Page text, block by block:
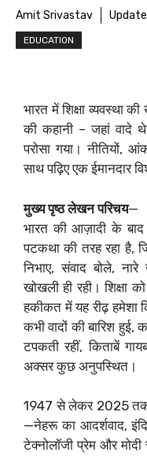
Amit Srivastav
EDUCATION
भारत में शिक्षा व्यवस्था
की कहानी – जहां वादे
परोसा गया। नीतियों,
साथ पढ़िए एक ईमानदार
मुख्य पृष्ठ लेखन परिचय—
भारत की आज़ादी के बाद
पटकथा की तरह रहा है,
निभाए, संवाद बोले,
खोखली ही रही। शिक्षा
हकीकत में यह रीढ़ हमेशा
कभी वादों की बारिश
टपकती रहीं, किताबें
अक्सर कुछ अनुपस्थित।
1947 से लेकर 2025 तक
—नेहरू का आदर्शवाद,
टेक्नोलॉजी प्रेम और